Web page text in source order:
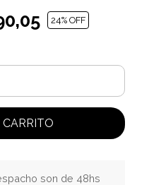
24% OFF
son de 48hs